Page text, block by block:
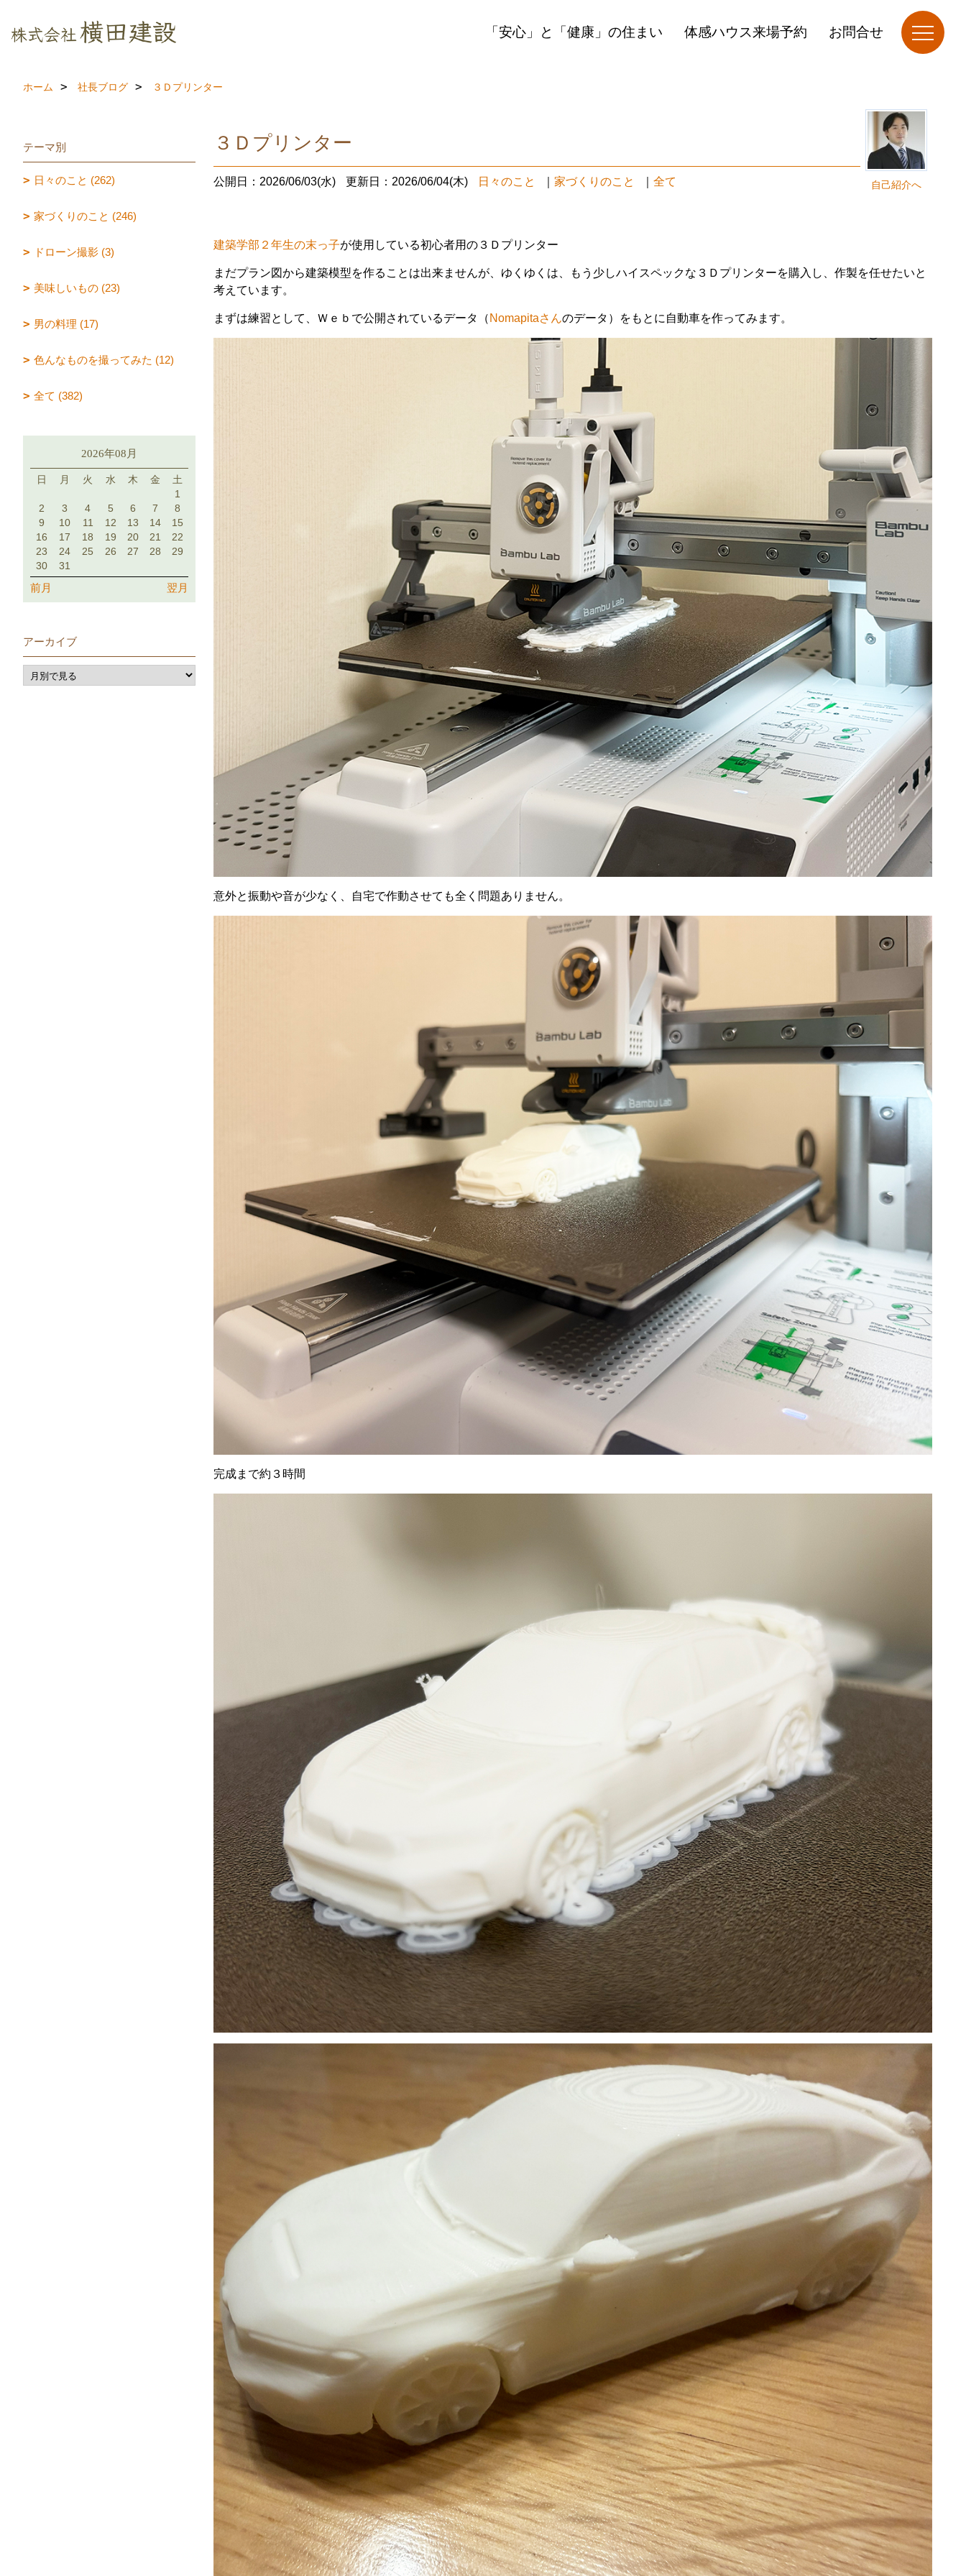
「安心」と「健康」の住まい 体感ハウス来場予約 お問合せ
ホーム 社長ブログ ３Ｄプリンター
自己紹介へ
３Ｄプリンター
公開日：2026/06/03(水) 更新日：2026/06/04(木) 日々のこと 家づくりのこと 全て
建築学部２年生の末っ子が使用している初心者用の３Ｄプリンター
まだプラン図から建築模型を作ることは出来ませんが、ゆくゆくは、もう少しハイスペックな３Ｄプリンターを購入し、作製を任せたいと
考えています。
まずは練習として、Ｗｅｂで公開されているデータ（ Nomapitaさんのデータ）をもとに自動車を作ってみます。
意外と振動や音が少なく、自宅で作動させても全く問題ありません。
完成まで約３時間
テーマ別
日々のこと (262)
家づくりのこと (246)
ドローン撮影 (3)
美味しいもの (23)
男の料理 (17)
色んなものを撮ってみた (12)
全て (382)
2026年08月
日 月 火 水 木 金
土
1
2
3 4 5 6 7
8
9
10 11 12 13 14
15
16
17 18 19 20 21
22
23
24 25 26 27 28
29
30
31
前月 翌月
アーカイブ